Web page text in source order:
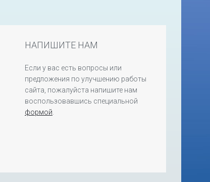
НАПИШИТЕ НАМ
Если у вас есть вопросы или
предложения по улучшению работы
сайта, пожалуйста напишите нам
воспользовавшись специальной
формой